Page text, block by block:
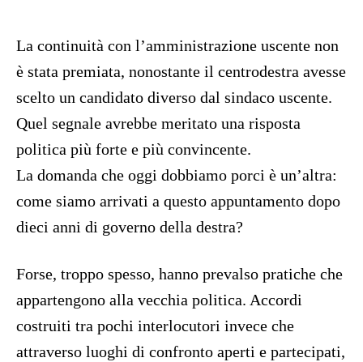
La continuità con l’amministrazione uscente non
è stata premiata, nonostante il centrodestra avesse
scelto un candidato diverso dal sindaco uscente.
Quel segnale avrebbe meritato una risposta
politica più forte e più convincente.
La domanda che oggi dobbiamo porci è un’altra:
come siamo arrivati a questo appuntamento dopo
dieci anni di governo della destra?
Forse, troppo spesso, hanno prevalso pratiche che
appartengono alla vecchia politica. Accordi
costruiti tra pochi interlocutori invece che
attraverso luoghi di confronto aperti e partecipati,